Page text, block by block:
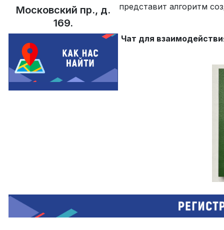
Московский пр., д.
169.
представит алгоритм
Чат для